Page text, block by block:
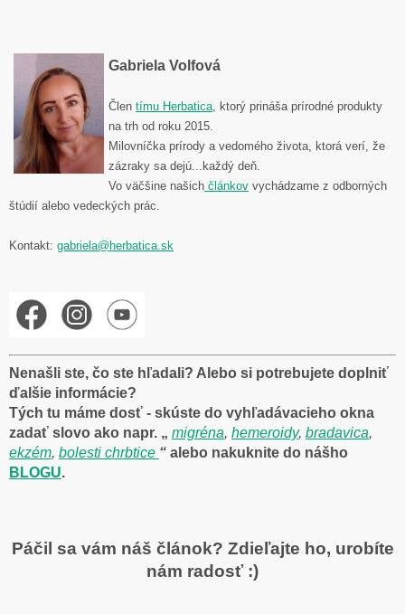
Gabriela Volfová
Člen tímu Herbatica , ktorý prináša prírodné produkty
na trh od roku 2015.
Milovníčka prírody a vedomého života, ktorá verí, že
zázraky sa dejú...každý deň.
Vo väčšine našich článkov vychádzame z odborných
štúdií alebo vedeckých prác.
Kontakt: gabriela@herbatica.sk
Nenašli ste, čo ste hľadali? Alebo si potrebujete doplniť
ďalšie informácie?
Tých tu máme dosť - skúste do vyhľadávacieho okna
zadať slovo ako napr. „ migréna, hemeroidy, bradavica,
ekzém, bolesti chrbtice “ alebo nakuknite do nášho
BLOGU.
Páčil sa vám náš článok? Zdieľajte ho, urobíte
nám radosť :)